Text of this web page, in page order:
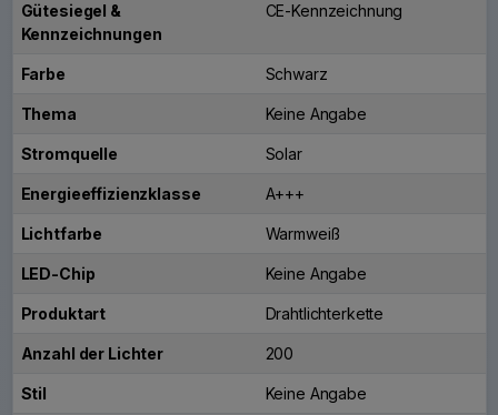
Gütesiegel &
Kennzeichnungen
CE-Kennzeichnung
Farbe Schwarz
Thema Keine Angabe
Stromquelle Solar
Energieeffizienzklasse A+++
Lichtfarbe Warmweiß
LED-Chip Keine Angabe
Produktart Drahtlichterkette
Anzahl der Lichter 200
Stil Keine Angabe